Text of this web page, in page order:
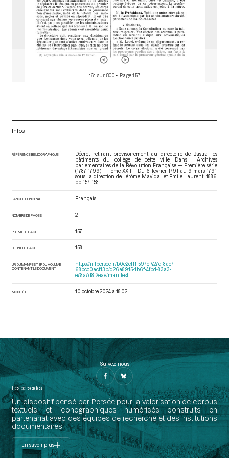
161 sur 800 • Page 157
Infos
RÉFÉRENCE BIBLIOGRAPHIQUE
Décret retirant provisoirement au directoire de Bastia, les
bâtiments du collège de cette ville. Dans : Archives
parlementaires de la Révolution Française — Première série
(1787-1799) — Tome XXIII - Du 6 février 1791 au 9 mars 1791
sous la direction de Jérôme Mavidal et Emile Laurent. 1886.
pp. 157-158.
LANGUE PRINCIPALE Français
NOMBRE DE PAGES 2
PREMIÈRE PAGE 157
DERNIÈRE PAGE 158
URI DU MANIFEST IIIF DU VOLUME
CONTENANT LE DOCUMENT
https://iiif.persee.fr/b0e2cf11-597c-427d-8ac7-
68bcc0acf13b/d26a8915-1b6f-4fbd-83a3-
e78a7d8f2eae/manifest
MODIFIÉ LE 10 octobre 2024 à 18:02
Suivez-nous
Les perséides
Un dispositif pensé par Persée pour la valorisation de corpus
textuels et iconographiques numérisés construits en
partenariat avec des équipes de recherche et des institutions
documentaires.
En savoir plus